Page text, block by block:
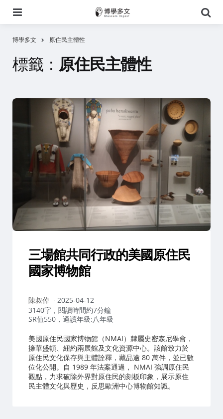
尋
博學多文 原住民主體性
標籤： 原住民主體性
三場館共同行政的美國原住民
國家博物館
作
者：
陳叔倬
2025-04-12
3140字，閱讀時間約7分鐘
SR值550，適讀年級:八年級
美國原住民國家博物館（NMAI）隸屬史密森尼學會，
擁華盛頓、紐約兩展館及文化資源中心。該館致力於
原住民文化保存與主體詮釋，藏品逾 80 萬件，並已數
位化公開。自 1989 年法案通過， NMAI 強調原住民
觀點，力求破除外界對原住民的刻板印象，展示原住
民主體文化與歷史，反思歐洲中心博物館知識。